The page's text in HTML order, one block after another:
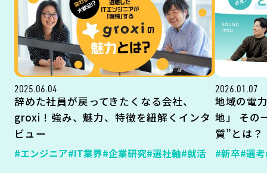
2025.06.04
辞めた社員が戻ってきたくなる会社、
groxi！強み、魅力、特徴を紐解くインタ
ビュー
#エンジニア#IT業界#企業研究#選社軸#就活
2026.01.07
地域の電
地」 その
質”とは？
#新卒#選考